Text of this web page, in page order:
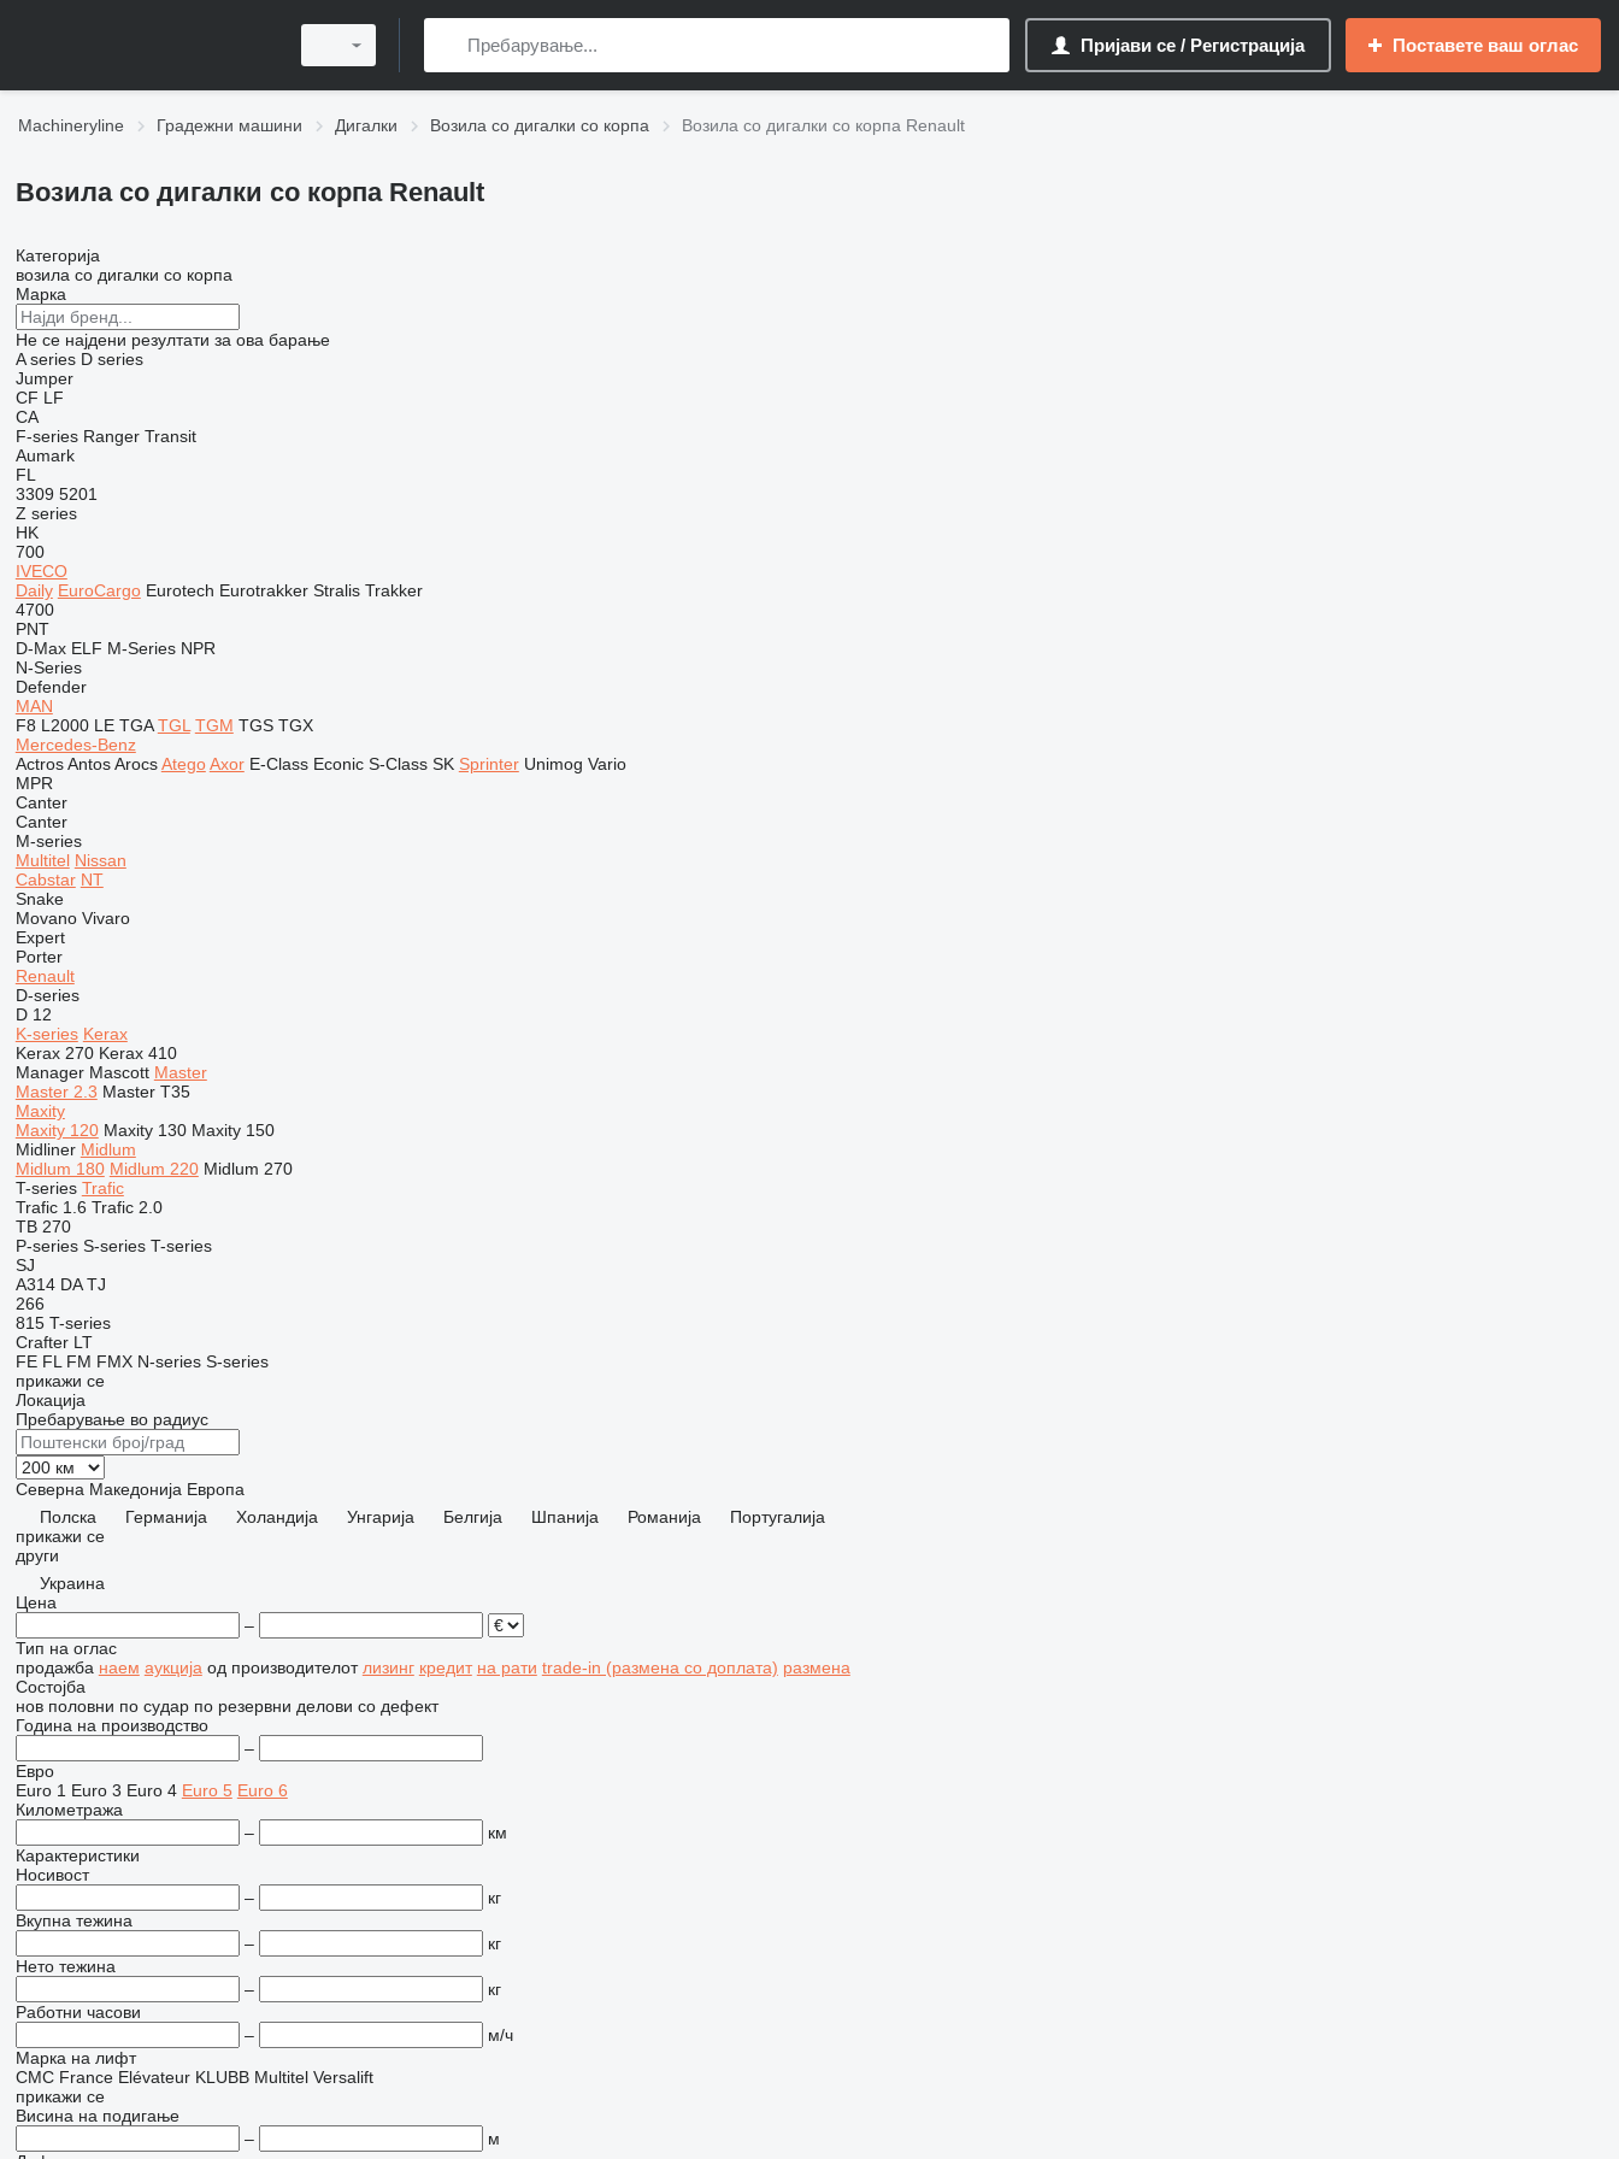
Пријави се / Регистрација Поставете ваш оглас
Machineryline Градежни машини Дигалки Возила со дигалки со корпа Возила со дигалки со корпа Renault
Возила со дигалки со корпа Renault
Категорија
возила со дигалки со корпа
Марка
Не се најдени резултати за ова барање
A series D series
Jumper
CF LF
CA
F-series Ranger Transit
Aumark
FL
3309 5201
Z series
HK
700
IVECO
Daily EuroCargo Eurotech Eurotrakker Stralis Trakker
4700
PNT
D-Max ELF M-Series NPR
N-Series
Defender
MAN
F8 L2000 LE TGA TGL TGM TGS TGX
Mercedes-Benz
Actros Antos Arocs Atego Axor E-Class Econic S-Class SK Sprinter Unimog Vario
MPR
Canter
Canter
M-series
Multitel Nissan
Cabstar NT
Snake
Movano Vivaro
Expert
Porter
Renault
D-series
D 12
K-series Kerax
Kerax 270 Kerax 410
Manager Mascott Master
Master 2.3 Master T35
Maxity
Maxity 120 Maxity 130 Maxity 150
Midliner Midlum
Midlum 180 Midlum 220 Midlum 270
T-series Trafic
Trafic 1.6 Trafic 2.0
TB 270
P-series S-series T-series
SJ
A314 DA TJ
266
815 T-series
Crafter LT
FE FL FM FMX N-series S-series
прикажи се
Локација
Пребарување во радиус
Северна Македонија Европа
Полска
Германија Холандија Унгарија Белгија Шпанија Романија
Португалија
прикажи се
други
Украина
Цена
–
Тип на оглас
продажба наем аукција од производителот лизинг кредит на рати trade-in (размена со доплата) размена
Состојба
нов половни по судар по резервни делови со дефект
Година на производство
–
Евро
Euro 1 Euro 3 Euro 4 Euro 5 Euro 6
Километража
–
км
Карактеристики
Носивост
–
кг
Вкупна тежина
–
кг
Нето тежина
–
кг
Работни часови
–
м/ч
Марка на лифт
CMC France Elévateur KLUBB Multitel Versalift
прикажи се
Висина на подигање
–
м